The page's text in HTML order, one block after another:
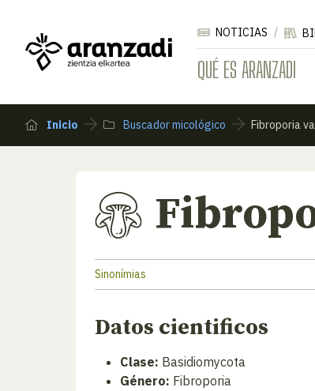
QUÉ ES ARANZADI
NOTICIAS
Inicio Buscador micológico Fibroporia
Sinonímias
Datos cientificos
Clase: Basidiomycota
Género: Fibroporia